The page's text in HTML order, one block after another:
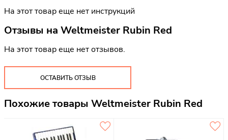
На этот товар еще нет инструкций
Отзывы на Weltmeister Rubin Red
На этот товар еще нет отзывов.
ОСТАВИТЬ ОТЗЫВ
Похожие товары Weltmeister Rubin Red